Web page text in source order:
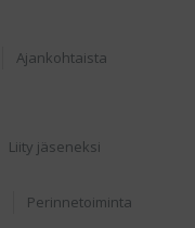
Ajankohtaista
Liity jäseneksi
Perinnetoiminta